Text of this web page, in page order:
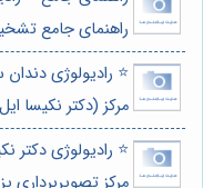
راهنمای جامع
⭐️ رادیولوژی
مرکز (دکتر نکیسا
⭐️ رادیولوژی دکتر